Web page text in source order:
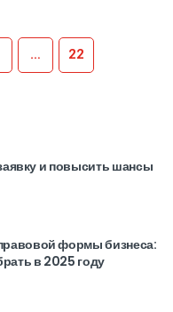
… 22
и повысить шансы
формы бизнеса:
в 2025 году